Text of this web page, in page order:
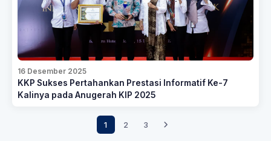
16 Desember 2025
KKP Sukses Pertahankan Prestasi Informatif Ke-7
Kalinya pada Anugerah KIP 2025
1 2 3